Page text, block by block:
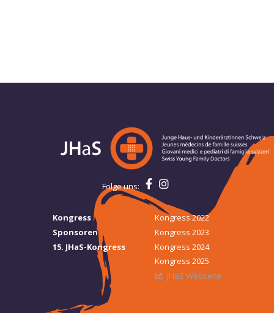
Folge uns:
Kongress
Sponsoren
15. JHaS-Kongress
Kongress 2022
Kongress 2023
Kongress 2024
Kongress 2025
JHaS Webseite